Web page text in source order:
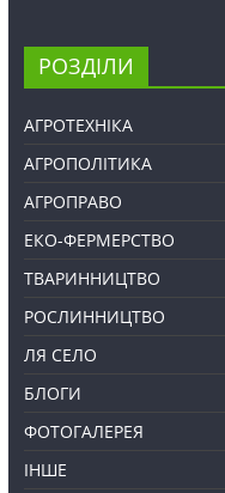
РОЗДІЛИ
АГРОТЕХНІКА
АГРОПОЛІТИКА
АГРОПРАВО
ЕКО-ФЕРМЕРСТВО
ТВАРИННИЦТВО
РОСЛИННИЦТВО
ЛЯ СЕЛО
БЛОГИ
ФОТОГАЛЕРЕЯ
ІНШЕ